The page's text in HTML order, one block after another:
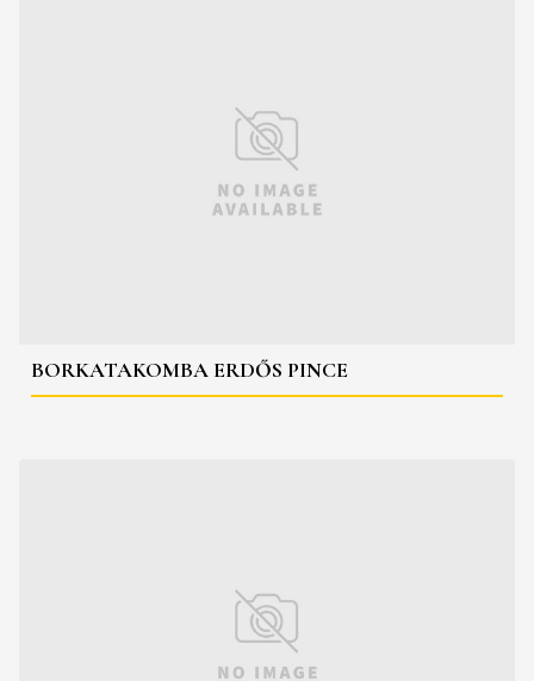
BORKATAKOMBA ERDŐS PINCE